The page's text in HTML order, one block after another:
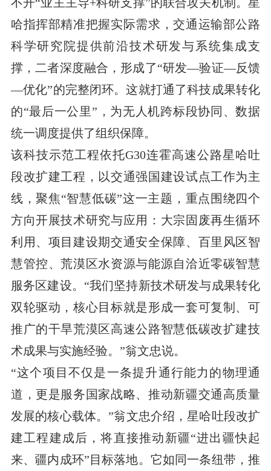
哈指挥部精准把握实际需求，交通运输部公路
科学研究院提供前沿技术研发与系统集成支
撑，二者深度融合，形成了“研发—验证—反馈
—优化”的完整闭环。这就打通了科技成果转化
的“最后一公里”，为无人机跨标段协同、数据
统一调度提供了组织保障。
该科技示范工程依托G30连霍高速公路星哈吐
段改扩建工程，以交通强国建设试点工作为主
线，聚焦“智慧低碳”这一主题，重点围绕四个
方向开展技术研究与应用：大宗固废再生循环
利用、项目建设期交通安全保障、百里风区智
慧管控、荒漠区水资源与能源自洽近零碳智慧
服务区建设。“我们坚持新技术研发与成果转化
双轮驱动，核心目标就是形成一套可复制、可
推广的干旱荒漠区高速公路智慧低碳改扩建技
术成果与实施经验。”翁文忠说。
“这个项目不仅是一条提升通行能力的物理通
道，更是服务国家战略、推动新疆交通高质量
发展的核心载体。”翁文忠介绍，星哈吐段改扩
建工程建成后，将直接推动新疆“进出疆快起
来、疆内成环”目标落地。它如同一条纽带，推